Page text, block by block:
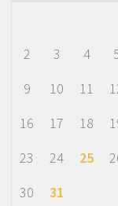
2
3 4
9
10 11
16
17 18
23
24 25
30
31